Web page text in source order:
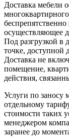
Доставка мебели
беспрепятственно
осуществляющее
Под разгрузкой в
точке, доступной
Доставка не
помещение,
действия,
Услуги по заносу
отдельному
стоимости таких
менеджером
заранее до